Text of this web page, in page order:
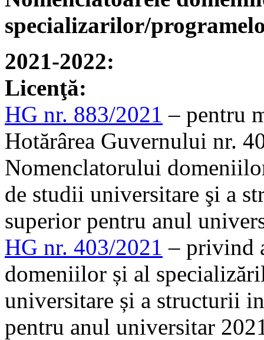
specializarilor/
2021-2022:
Licenţă:
HG nr. 883/2021 – pentru
Hotărârea Guvernului nr.
Nomenclatorului
de studii universitare şi a
superior pentru anul
HG nr. 403/2021 – privind
domeniilor și al
universitare și a structurii
pentru anul universitar